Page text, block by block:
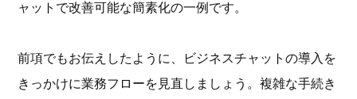
ャットで改善可能な簡素化の一例です。
前項でもお伝えしたように、ビジネスチャットの導入を
きっかけに業務フローを見直しましょう。複雑な手続き